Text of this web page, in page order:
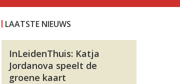
LAATSTE NIEUWS
InLeidenThuis: Katja
Jordanova speelt de
groene kaart